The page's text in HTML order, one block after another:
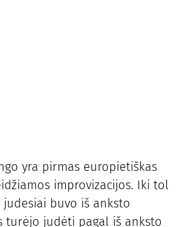
yra pirmas europietiškas
improvizacijos. Iki tol
buvo iš anksto
turėjo judėti pagal iš anksto